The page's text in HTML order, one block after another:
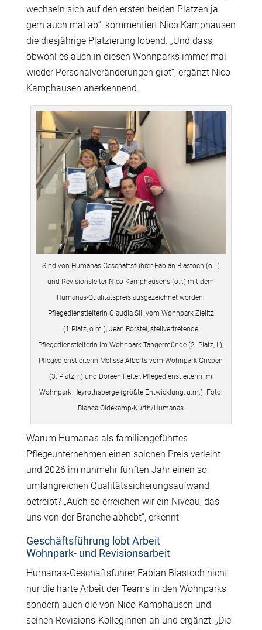
wechseln sich auf den ersten beiden Plätzen ja
gern auch mal ab“, kommentiert Nico Kamphausen
die diesjährige Platzierung lobend. „Und dass,
obwohl es auch in diesen Wohnparks immer mal
wieder Personalveränderungen gibt“, ergänzt Nico
Kamphausen anerkennend.
Sind von Humanas-Geschäftsführer Fabian Biastoch (o.l.)
und Revisionsleiter Nico Kamphausens (o.r.) mit dem
Humanas-Qualitätspreis ausgezeichnet worden:
Pflegedienstleiterin Claudia Sill vom Wohnpark Zielitz
(1.Platz, o.m.), Jean Borstel, stellvertretende
Pflegedienstleiterin im Wohnpark Tangermünde (2. Platz, l.),
Pflegedienstleiterin Melissa Alberts vom Wohnpark Grieben
(3. Platz, r.) und Doreen Felter, Pflegedienstleiterin im
Wohnpark Heyrothsberge (größte Entwicklung, u.m.). Foto:
Bianca Oldekamp-Kurth/Humanas
Warum Humanas als familiengeführtes
Pflegeunternehmen einen solchen Preis verleiht
und 2026 im nunmehr fünften Jahr einen so
umfangreichen Qualitätssicherungsaufwand
betreibt? „Auch so erreichen wir ein Niveau, das
uns von der Branche abhebt“, erkennt
Geschäftsführung lobt Arbeit
Wohnpark- und Revisionsarbeit
Humanas-Geschäftsführer Fabian Biastoch nicht
nur die harte Arbeit der Teams in den Wohnparks,
sondern auch die von Nico Kamphausen und
seinen Revisions-Kolleginnen an und ergänzt: „Die